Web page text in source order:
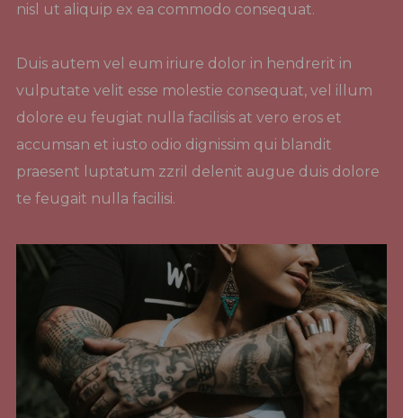
nisl ut aliquip ex ea commodo consequat.
Duis autem vel eum iriure dolor in hendrerit in
vulputate velit esse molestie consequat, vel illum
dolore eu feugiat nulla facilisis at vero eros et
accumsan et iusto odio dignissim qui blandit
praesent luptatum zzril delenit augue duis dolore
te feugait nulla facilisi.